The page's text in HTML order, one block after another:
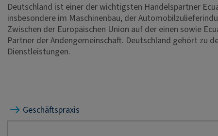
Deutschland ist einer der wichtigsten Handelspartner
insbesondere im Maschinenbau, der
Zwischen der Europäischen Union auf der einen sowie
Partner der Andengemeinschaft. Deutschland gehört zu
Dienstleistungen.
Geschäftspraxis